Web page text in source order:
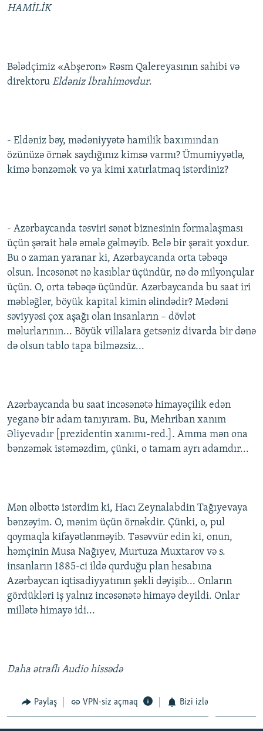
HAMİLİK
Bələdçimiz «Abşeron» Rəsm Qalereyasının sahibi və
direktoru Eldəniz İbrahimovdur.
- Eldəniz bəy, mədəniyyətə hamilik baxımından
özünüzə örnək saydığınız kimsə varmı? Ümumiyyətlə,
kimə bənzəmək və ya kimi xatırlatmaq istərdiniz?
- Azərbaycanda təsviri sənət biznesinin formalaşması
üçün şərait hələ əmələ gəlməyib. Belə bir şərait yoxdur.
Bu o zaman yaranar ki, Azərbaycanda orta təbəqə
olsun. İncəsənət nə kasıblar üçündür, nə də milyonçular
üçün. O, orta təbəqə üçündür. Azərbaycanda bu saat iri
məbləğlər, böyük kapital kimin əlindədir? Mədəni
səviyyəsi çox aşağı olan insanların – dövlət
məlurlarının... Böyük villalara getsəniz divarda bir dənə
də olsun tablo tapa bilməzsiz...
Azərbaycanda bu saat incəsənətə himayəçilik edən
yeganə bir adam tanıyıram. Bu, Mehriban xanım
Əliyevadır [prezidentin xanımı-red.]. Amma mən ona
bənzəmək istəməzdim, çünki, o tamam ayrı adamdır...
Mən əlbəttə istərdim ki, Hacı Zeynalabdin Tağıyevaya
bənzəyim. O, mənim üçün örnəkdir. Çünki, o, pul
qoymaqla kifayətlənməyib. Təsəvvür edin ki, onun,
həmçinin Musa Nağıyev, Murtuza Muxtarov və s.
insanların 1885-ci ildə qurduğu plan hesabına
Azərbaycan iqtisadiyyatının şəkli dəyişib... Onların
gördükləri iş yalnız incəsənətə himayə deyildi. Onlar
millətə himayə idi...
Daha ətraflı Audio hissədə
Paylaş VPN-siz açmaq Bizi izlə